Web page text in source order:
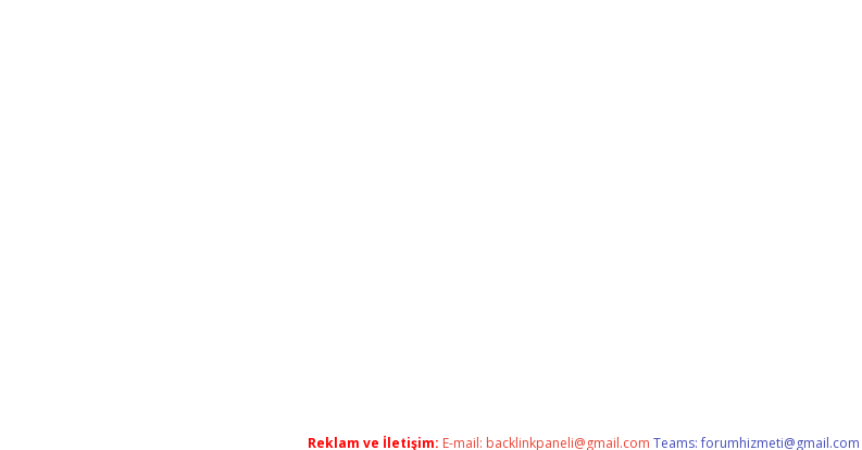
Reklam ve İletişim: E-mail: backlinkpaneli@gmail.com Teams:forumhizmeti@gmail.com